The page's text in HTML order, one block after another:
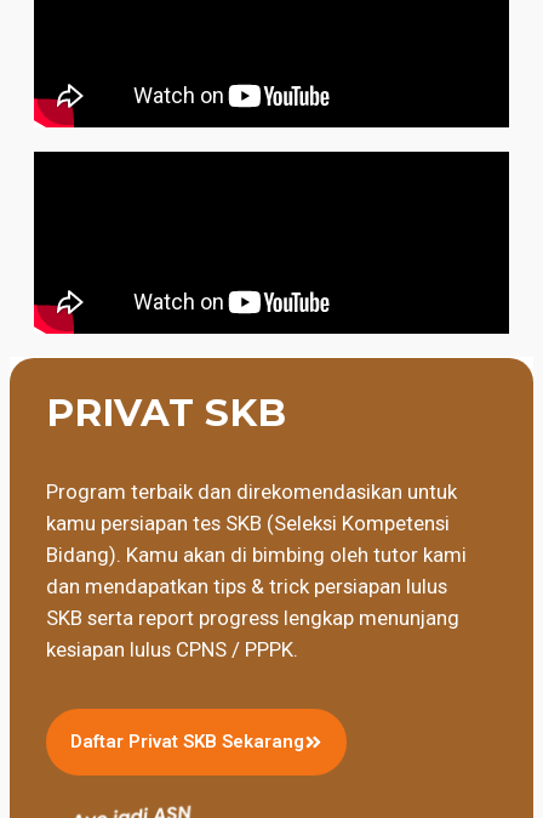
PRIVAT SKB
Program terbaik dan direkomendasikan untuk
kamu persiapan tes SKB (Seleksi Kompetensi
Bidang). Kamu akan di bimbing oleh tutor kami
dan mendapatkan tips & trick persiapan lulus
SKB serta report progress lengkap menunjang
kesiapan lulus CPNS / PPPK.
Daftar Privat SKB Sekarang